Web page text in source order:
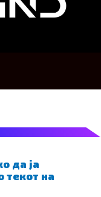
да ја
текот на